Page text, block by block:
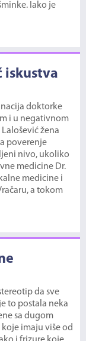
Iako je
iskustva
doktorke
i u negativnom
žena
poverenje
nivo, ukoliko
medicine Dr.
medicine i
a tokom
da sve
to postala neka
sa dugom
imaju više od